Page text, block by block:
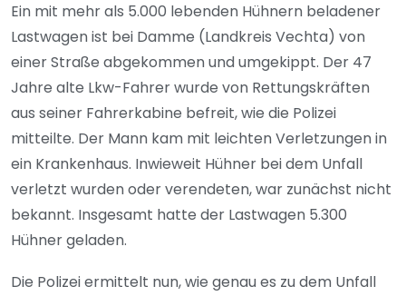
Ein mit mehr als 5.000 lebenden Hühnern beladener
Lastwagen ist bei Damme (Landkreis Vechta) von
einer Straße abgekommen und umgekippt. Der 47
Jahre alte Lkw-Fahrer wurde von Rettungskräften
aus seiner Fahrerkabine befreit, wie die Polizei
mitteilte. Der Mann kam mit leichten Verletzungen in
ein Krankenhaus. Inwieweit Hühner bei dem Unfall
verletzt wurden oder verendeten, war zunächst nicht
bekannt. Insgesamt hatte der Lastwagen 5.300
Hühner geladen.
Die Polizei ermittelt nun, wie genau es zu dem Unfall